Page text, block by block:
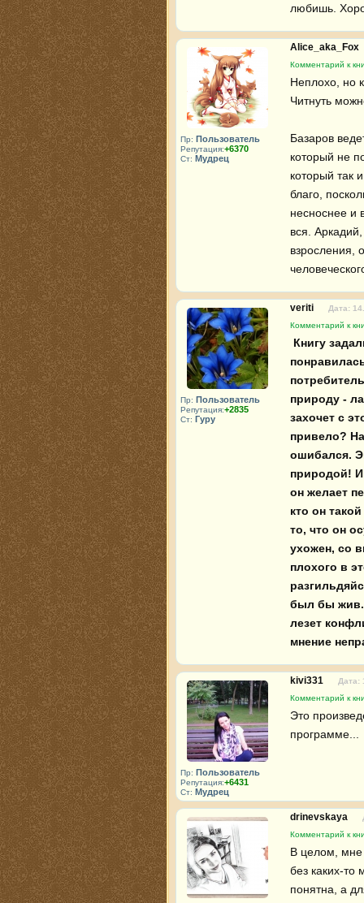
любишь.
Пр: Пользователь
Репутация:+6370
Ст: Мудрец
Alice_aka_Fox
Комментарий к
Неплохо, но
Читнуть
Базаров
который не
который так
благо,
несноснее и
вся.
взросления,
Пр: Пользователь
Репутация:+2835
Ст: Гуру
veriti
Дата:
Комментарий к
природу -
захочет с
привело?
ошибался.
природой! И
он желает
кто он
то, что он
ухожен, со
плохого в
был бы жив.
лезет
мнение
Пр: Пользователь
Репутация:+6431
Ст: Мудрец
kivi331
Дата:
Комментарий к
Это
программе...
drinevskaya
Комментарий к
В целом, мне
без каких-то
понятна, а